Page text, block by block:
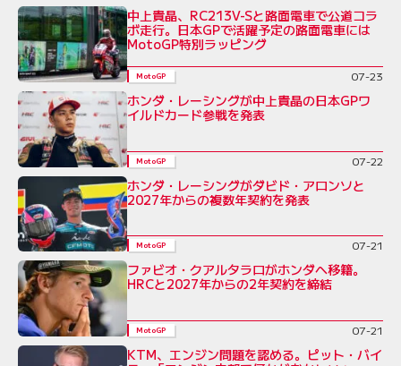
中上貴晶、RC213V-Sと路面電車で公道コラ
ボ走行。日本GPで活躍予定の路面電車には
MotoGP特別ラッピング
MotoGP 07-23
ホンダ・レーシングが中上貴晶の日本GPワ
イルドカード参戦を発表
MotoGP 07-22
ホンダ・レーシングがダビド・アロンソと
2027年からの複数年契約を発表
MotoGP 07-21
ファビオ・クアルタラロがホンダへ移籍。
HRCと2027年からの2年契約を締結
MotoGP 07-21
KTM、エンジン問題を認める。ピット・バイ